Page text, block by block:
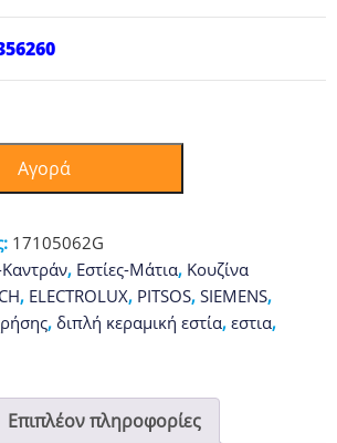
Αγορά
17105062G
Καντράν, Εστίες-Μάτια, Κουζίνα
, ELECTROLUX, PITSOS, SIEMENS,
, διπλή κεραμική εστία, εστια,
Επιπλέον πληροφορίες